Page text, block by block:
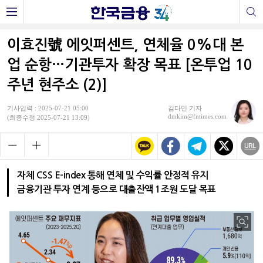
이효진號 에잇퍼센트, 연체율 0%대 본
업 순항…기관투자 확장 목표 [온투업 10
주년 현주소 (2)]
기사입력 : 2025-07-21 05:00
(최종수정 2025-07-21 13:09)
김다민 기자
dmkim@fntimes.com
자체 CSS E-index 통해 연체 및 수익률 안정적 유지
금융기관 투자 연계 등으로 대출잔액 1조원 도달 목표